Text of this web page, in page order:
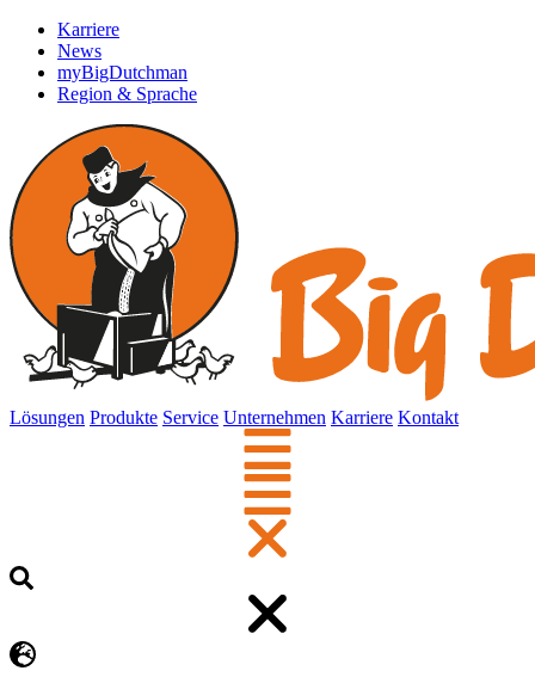
Karriere
News
myBigDutchman
Region & Sprache
Lösungen Produkte Service Unternehmen Karriere Kontakt